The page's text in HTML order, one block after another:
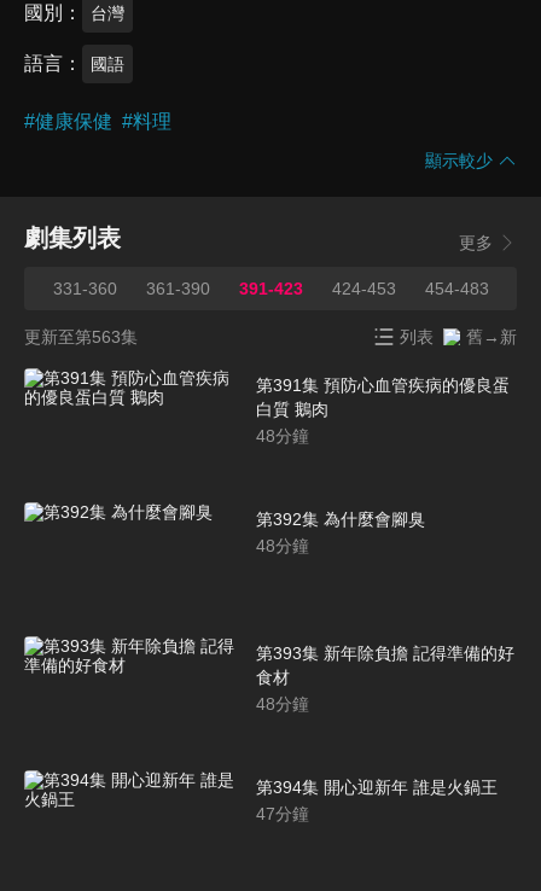
國別 台灣
語言 國語
#健康保健 #料理
顯示較少
劇集列表 更多
331-360 361-390 391-423 424-453 454-483
更新至第563集 列表 舊→新
第391集 預防心血管疾病的優良蛋
白質 鵝肉
48分鐘
第392集 為什麼會腳臭
48分鐘
第393集 新年除負擔 記得準備的好
食材
48分鐘
第394集 開心迎新年 誰是火鍋王
47分鐘